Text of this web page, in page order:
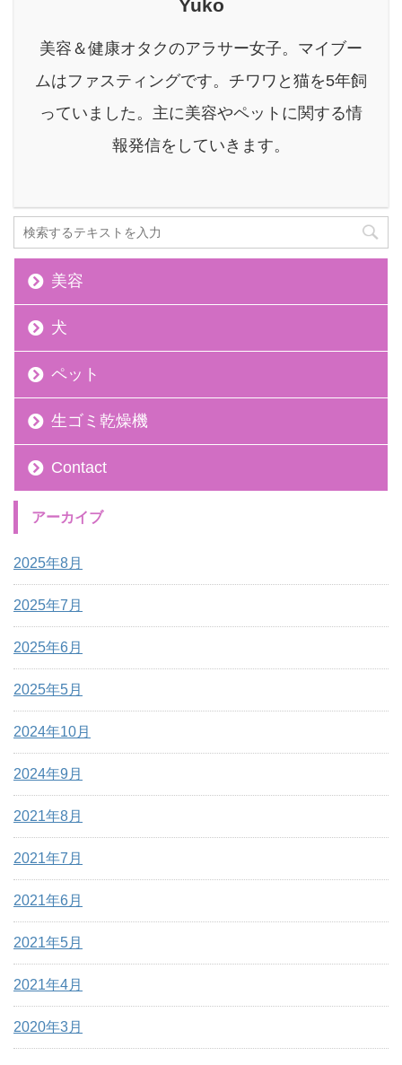
いハーネスの選び方を、
す。 最後まで目を通して
いただければ、大切な家
毎日をもっと楽しく、安
Yuko
美容＆健康オタクのアラサー女子。マイブー
ムはファスティングです。チワワと猫を5年飼
っていました。主に美容やペットに関する情
報発信をしていきます。
美容
犬
ペット
生ゴミ乾燥機
Contact
アーカイブ
2025年8月
2025年7月
2025年6月
2025年5月
2024年10月
2024年9月
2021年8月
2021年7月
2021年6月
2021年5月
2021年4月
2020年3月